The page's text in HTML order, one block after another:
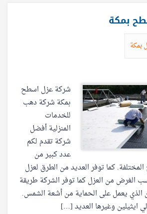
بمكة
بمكة
شركة عزل اسطح
بمكة شركة دهب
للخدمات
المنزلية أفضل
شركة تقدم لكم
عدد كبير من
كما توفر العديد من الطرق لعزل
الغرض من العزل كما توفر الشركة طريقة
الذي يعمل على الحماية من أشعة الشمس.
ايثيلين وغيرها العديد […]